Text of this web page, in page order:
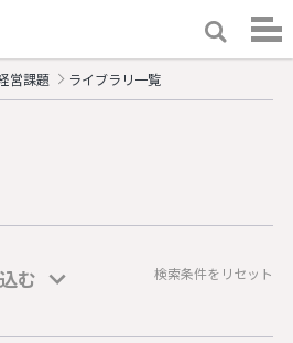
営課題 ライブラリ一覧
む 検索条件をリセット